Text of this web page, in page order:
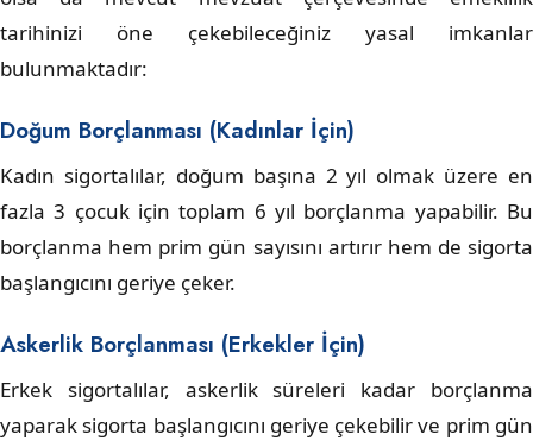
tarihinizi öne çekebileceğiniz yasal imkanlar
bulunmaktadır:
Doğum Borçlanması (Kadınlar İçin)
Kadın sigortalılar, doğum başına 2 yıl olmak üzere en
fazla 3 çocuk için toplam 6 yıl borçlanma yapabilir. Bu
borçlanma hem prim gün sayısını artırır hem de sigorta
başlangıcını geriye çeker.
Askerlik Borçlanması (Erkekler İçin)
Erkek sigortalılar, askerlik süreleri kadar borçlanma
yaparak sigorta başlangıcını geriye çekebilir ve prim gün